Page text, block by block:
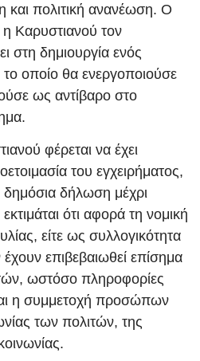
και πολιτική ανανέωση. Ο
Καρυστιανού τον
στη δημιουργία ενός
οποίο θα ενεργοποιούσε
ως αντίβαρο στο
φέρεται να έχει
του εγχειρήματος,
δημόσια δήλωση μέχρι
ότι αφορά τη νομική
είτε ως συλλογικότητα
επιβεβαιωθεί επίσημα
ωστόσο πληροφορίες
η συμμετοχή προσώπων
των πολιτών, της